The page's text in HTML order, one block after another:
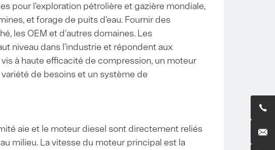


pour l'exploration pétrolière et gazière mondiale,
et forage de puits d'eau. Fournir des
les OEM et d'autres domaines. Les
niveau dans l'industrie et répondent aux
à haute efficacité de compression, un moteur
de besoins et un système de
aie et le moteur diesel sont directement reliés
milieu. La vitesse du moteur principal est la